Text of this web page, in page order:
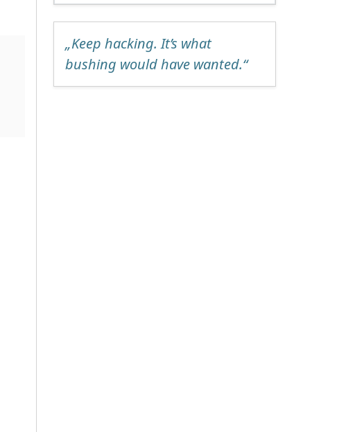
„Keep hacking. It’s what
bushing would have wanted.“